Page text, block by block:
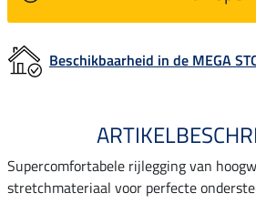
Beschikbaarheid in de MEGA
Supercomfortabele rijlegging van
stretchmateriaal voor perfecte